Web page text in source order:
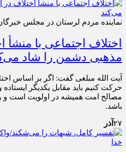
نماینده مردم لرستان در مجلس
اختلاف اجتماعی با منشأ
مذهبی دشمن را شاد
آیت الله مبلغی گفت: اگر بر اساس
حرکت کنیم باید مقابل یکدیگر
مصالح امت همیشه در اولویت است و
باشد.
۲۷ آذر